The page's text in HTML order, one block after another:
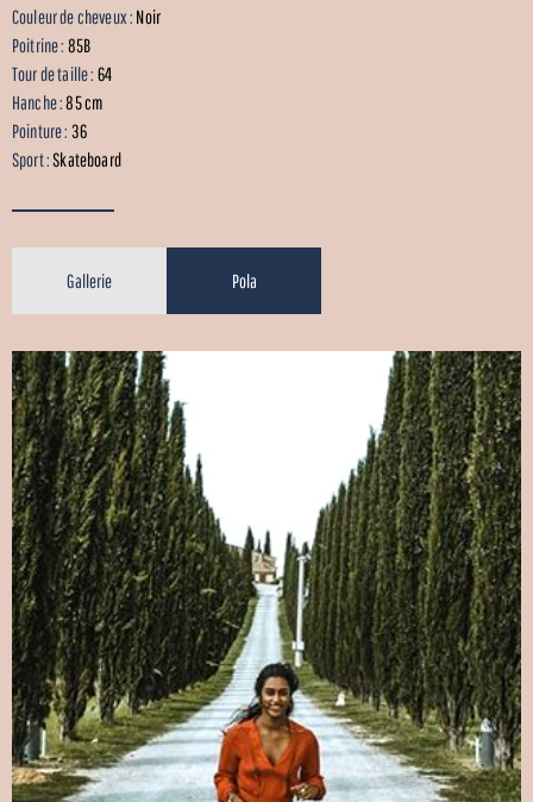
Couleur de cheveux : Noir
Poitrine : 85B
Tour de taille : 64
Hanche :85 cm
Pointure : 36
Sport :Skateboard
Gallerie Pola